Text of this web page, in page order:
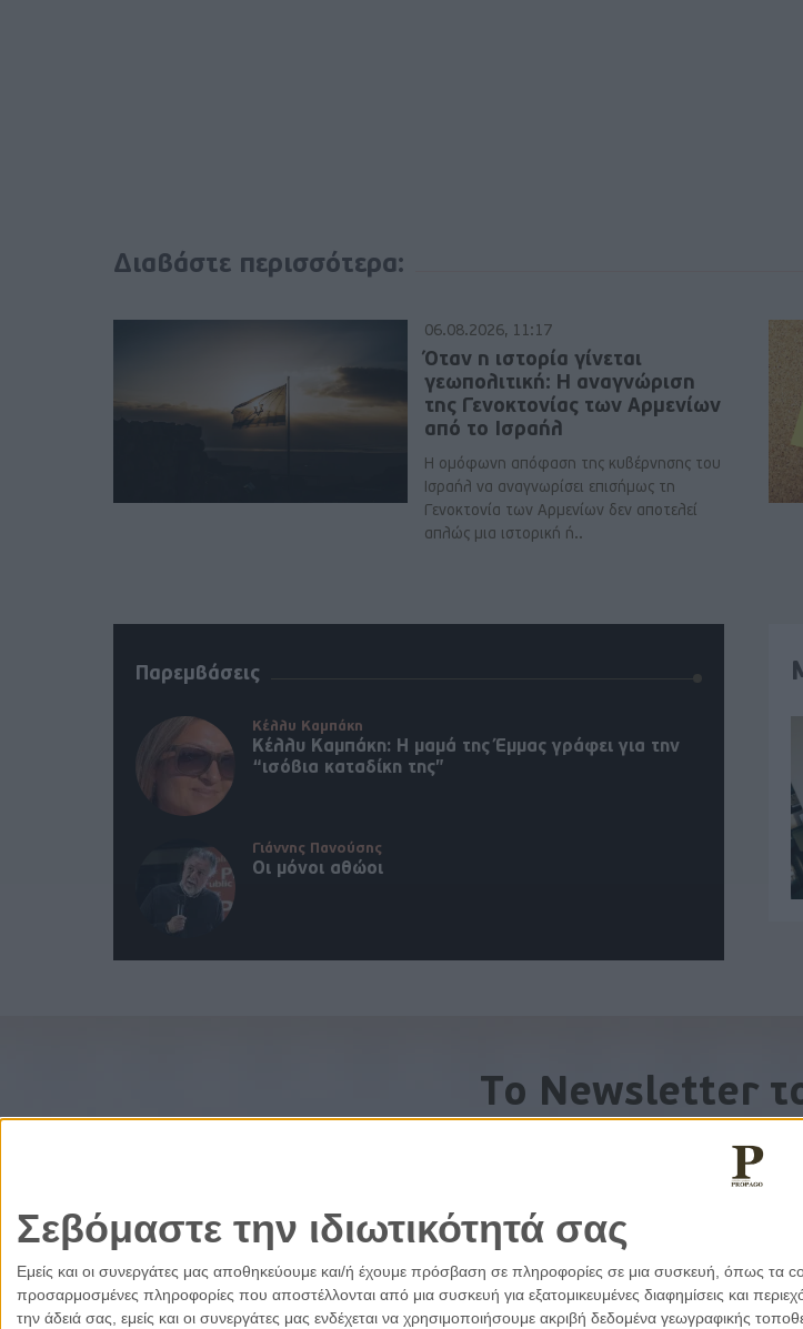
Σεβόμαστε την ιδιωτικότητά σας
Εμείς και οι συνεργάτες μας αποθηκεύουμε και/ή έχουμε πρόσβαση σε πληροφορίες σε μια συσκευή, όπως τα
προσαρμοσμένες πληροφορίες που αποστέλλονται από μια συσκευή για εξατομικευμένες διαφημίσεις και
την άδειά σας, εμείς και οι συνεργάτες μας ενδέχεται να χρησιμοποιήσουμε ακριβή δεδομένα γεωγραφικής
Διαβάστε περισσότερα:
06.08.2026, 11:17
Όταν η ιστορία γίνεται
γεωπολιτική: Η αναγνώριση
της Γενοκτονίας των Αρμενίων
από το Ισραήλ
Η ομόφωνη απόφαση της κυβέρνησης του
Ισραήλ να αναγνωρίσει επισήμως τη
Γενοκτονία των Αρμενίων δεν αποτελεί
απλώς μια ιστορική ή..
Παρεμβάσεις
Κέλλυ Καμπάκη
Κέλλυ Καμπάκη: Η μαμά της Έμμας γράφει για την
“ισόβια καταδίκη της”
Γιάννης Πανούσης
Οι μόνοι αθώοι
To Newsletter
Λάβετε την ανάλυση της